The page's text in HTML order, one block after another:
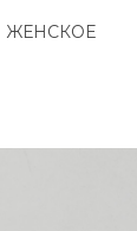
ЖЕНСКОЕ